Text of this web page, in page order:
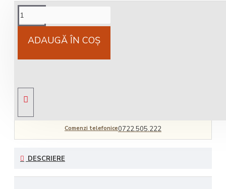
ADAUGĂ ÎN COŞ
Cost livrareNational 25Lei locker 25 lei
Comenzi telefonice0722.505.222
DESCRIERE